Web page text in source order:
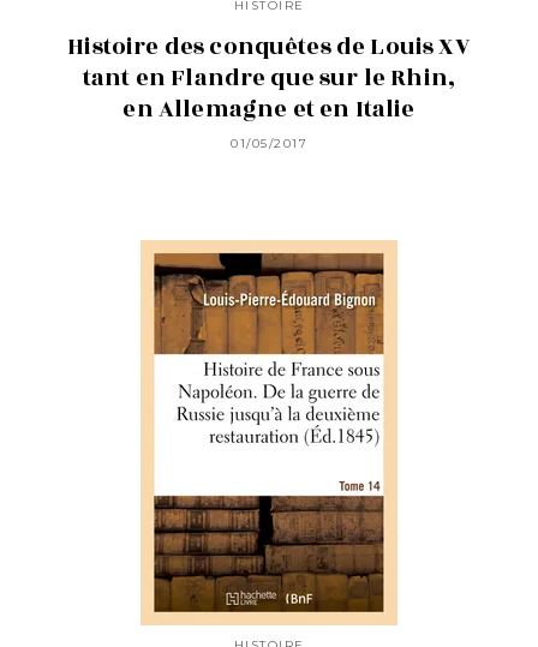
HISTOIRE
Histoire des conquêtes de Louis XV
tant en Flandre que sur le Rhin,
en Allemagne et en Italie
01/05/2017